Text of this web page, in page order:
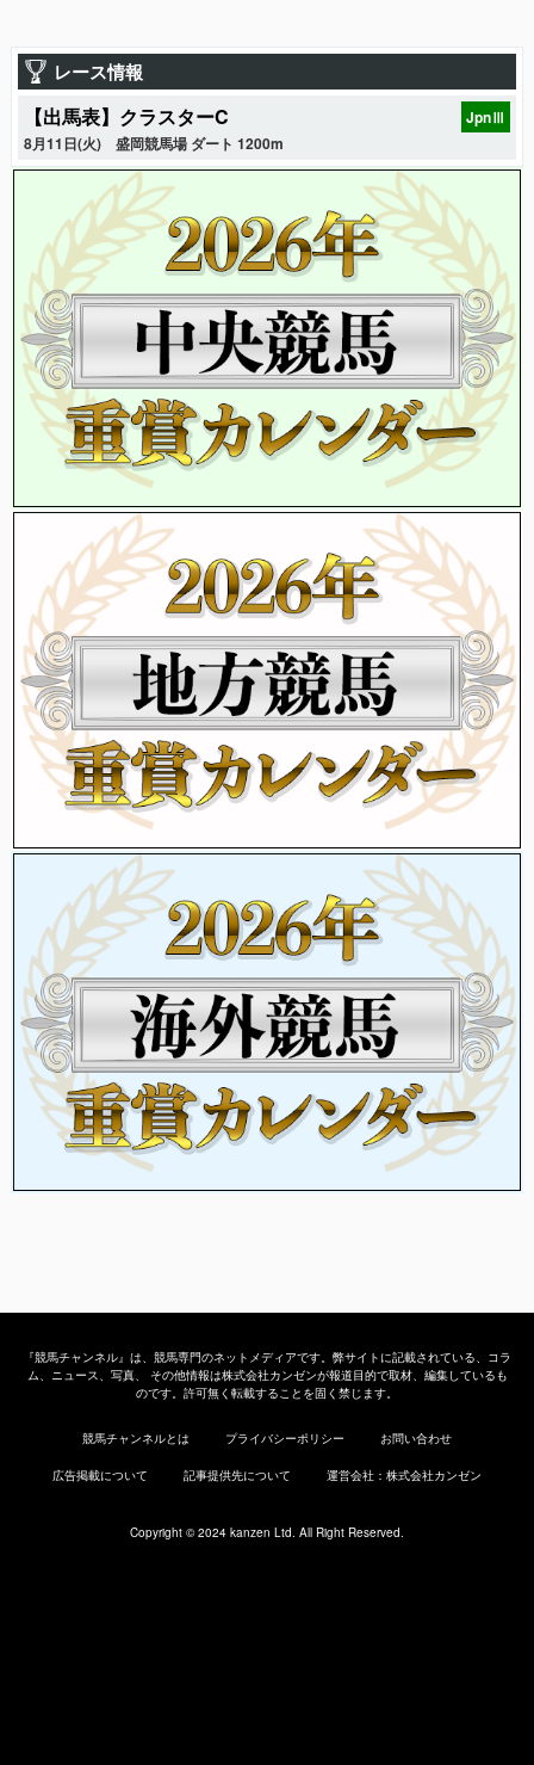
レース情報
【出馬表】クラスターC
JpnⅢ
8月11日(火)
盛岡競馬場 ダート 1200m
『競馬チャンネル』は、競馬専門のネットメディアです。弊サイトに記載されている、コラ
ム、ニュース、写真、 その他情報は株式会社カンゼンが報道目的で取材、編集しているも
のです。許可無く転載することを固く禁じます。
競馬チャンネルとは プライバシーポリシー お問い合わせ
広告掲載について 記事提供先について 運営会社：株式会社カンゼン
Copyright © 2024 kanzen Ltd. All Right Reserved.